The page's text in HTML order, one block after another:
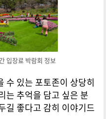
입장료 박람회 정보
수 있는 포토존이 상당히
는 추억을 담고 싶은 분
길 좋다고 감히 이야기드